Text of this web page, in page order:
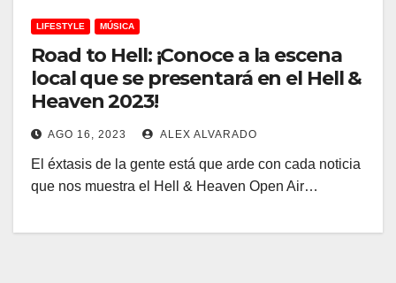
LIFESTYLE MÚSICA
Road to Hell: ¡Conoce a la escena
local que se presentará en el Hell &
Heaven 2023!
AGO 16, 2023 ALEX ALVARADO
El éxtasis de la gente está que arde con cada noticia
que nos muestra el Hell & Heaven Open Air…